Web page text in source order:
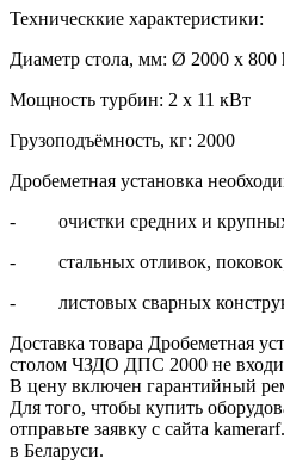
Техническкие характеристики:
Диаметр стола, мм: Ø 2000 х 800
Мощность турбин: 2 x 11 кВт
Грузоподъёмность, кг: 2000
Дробеметная установка
- очистки средних и крупных
- стальных отливок,
- листовых сварных
Доставка товара Дробеметная
столом ЧЗДО ДПС 2000 не
В цену включен гарантийный
Для того, чтобы купить
отправьте заявку с сайта
в Беларуси.